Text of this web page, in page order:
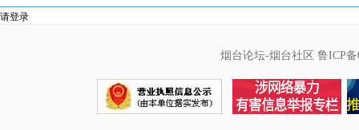
请登录
烟台论坛-烟台社区 鲁ICP备